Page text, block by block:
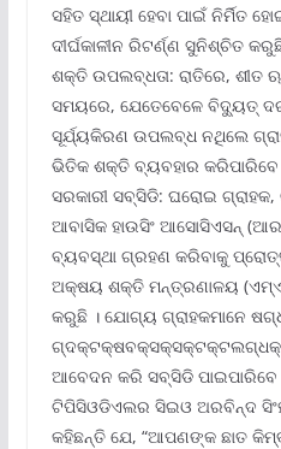
ସହିତ ସ୍ଥାୟୀ ହେବା ପାଇଁ ନିର୍ମିତ
ଦୀର୍ଘକାଳୀନ ରିଟର୍ଣ୍ଣ ସୁନିଶ୍ଚିତ
ଶକ୍ତି ଉପଲବ୍ଧତା: ରାତିରେ, ଶୀତ
ସମୟରେ, ଯେତେବେଳେ ବିଦ୍ୟୁତ୍
ସୂର୍ଯ୍ୟକିରଣ ଉପଲବ୍ଧ ନଥିଲେ
ଭିତିକ ଶକ୍ତି ବ୍ୟବହାର କରିପାରିବେ
ସରକାରୀ ସବ୍‌ସିଡି: ଘରୋଇ ଗ୍ରାହକ,
ଆବାସିକ ହାଉସିଂ ଆସୋସିଏସନ୍
ବ୍ୟବସ୍ଥା ଗ୍ରହଣ କରିବାକୁ
ଅକ୍ଷୟ ଶକ୍ତି ମନ୍ତ୍ରଣାଳୟ
କରୁଛି । ଯୋଗ୍ୟ ଗ୍ରାହକମାନେ
ଆବେଦନ କରି ସବ୍‌ସିଡି ପାଇପାରିବେ
ଟିପିସିଓଡିଏଲର ସିଇଓ ଅରବିନ୍ଦ
କହିଛନ୍ତି ଯେ, “ଆପଣଙ୍କ ଛାତ